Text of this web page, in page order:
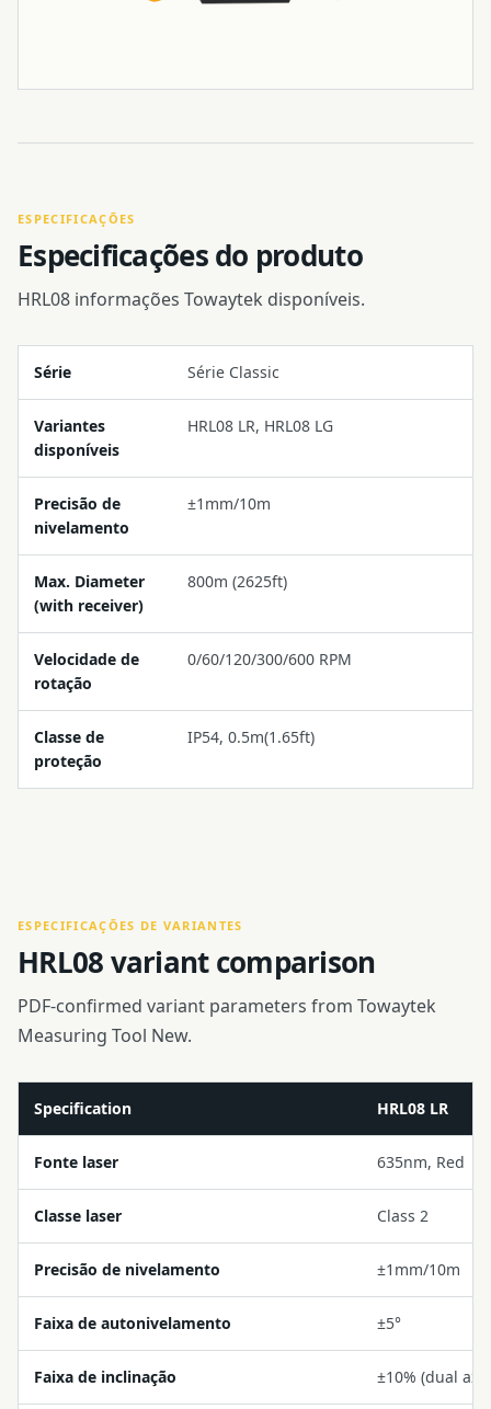
ESPECIFICAÇÕES
Especificações do produto
HRL08 informações Towaytek disponíveis.
Série Série Classic
Variantes
disponíveis
HRL08 LR, HRL08 LG
Precisão de
nivelamento
±1mm/10m
Max. Diameter
(with receiver)
800m (2625ft)
Velocidade de
rotação
0/60/120/300/600 RPM
Classe de
proteção
IP54, 0.5m(1.65ft)
ESPECIFICAÇÕES DE VARIANTES
HRL08 variant comparison
PDF-confirmed variant parameters from Towaytek
Measuring Tool New.
Specification HRL08 LR
Fonte laser 635nm, Red
Classe laser Class 2
Precisão de nivelamento ±1mm/10m
Faixa de autonivelamento ±5°
Faixa de inclinação ±10% (dual